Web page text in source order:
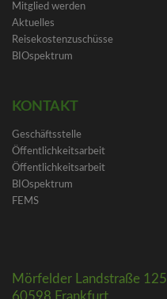
Mitglied werden
Aktuelles
Reisekostenzuschüsse
BIOspektrum
KONTAKT
Geschäftsstelle
Öffentlichkeitsarbeit
Öffentlichkeitsarbeit
BIOspektrum
FEMS
Mörfelder Landstraße 125
60598 Frankfurt